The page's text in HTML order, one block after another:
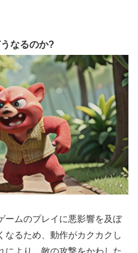
なるのか?
ームのプレイに悪影響を及ぼ
なるため、動作がカクカクし
により、敵の攻撃をかわした